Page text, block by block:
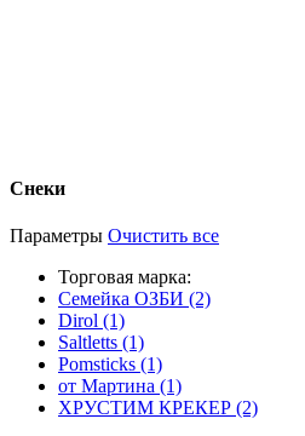
Снеки
Параметры Очистить все
Торговая марка:
Семейка ОЗБИ (2)
Dirol (1)
Saltletts (1)
Pomsticks (1)
от Мартина (1)
ХРУСТИМ КРЕКЕР (2)